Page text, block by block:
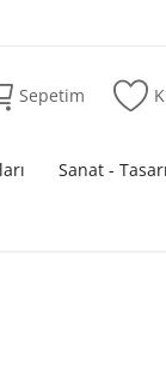
Sepetim
Sanat -